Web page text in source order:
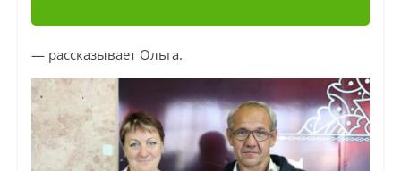
— рассказывает Ольга.